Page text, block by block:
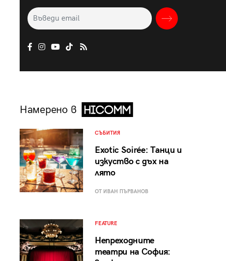
Намерено в
СЪБИТИЯ
Exotic Soirée: Танци и
изкуство с дъх на
лято
ОТ ИВАН ПЪРВАНОВ
FEATURE
Непреходните
театри на София: